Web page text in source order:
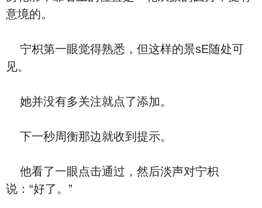
意境的。
宁枳第一眼觉得熟悉，但这样的景sE随处可
见。
她并没有多关注就点了添加。
下一秒周衡那边就收到提示。
他看了一眼点击通过，然后淡声对宁枳
说：“好了。”